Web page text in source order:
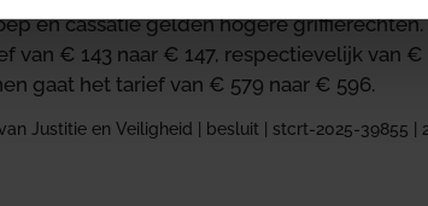
en cassatie gelden hogere
van € 143 naar € 147, respectievelijk van €
gaat het tarief van € 579 naar € 596.
Justitie en Veiligheid | besluit | stcrt-2025-39855 |